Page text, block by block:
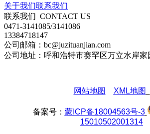
关于我们联系我们
联系我们 CONTACT US
0471-3141085/3141086
13384718147
公司邮箱：bc@juzituanjian.com
公司地址：呼和浩特市赛罕区万立水岸家
网站地图 XML地图
备案号： 蒙ICP备18004563号-3
15010502001314